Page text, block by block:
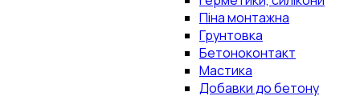
Піна монтажна
Грунтовка
Бетоноконтакт
Мастика
Добавки до бетону